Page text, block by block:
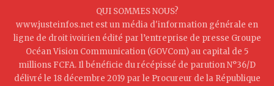
QUI SOMMES NOUS?
www.justeinfos.net est un média d'information générale en
ligne de droit ivoirien édité par l’entreprise de presse Groupe
Océan Vision Communication (GOVCom) au capital de 5
millions FCFA. Il bénéficie du récépissé de parution N°36/D
délivré le 18 décembre 2019 par le Procureur de la République